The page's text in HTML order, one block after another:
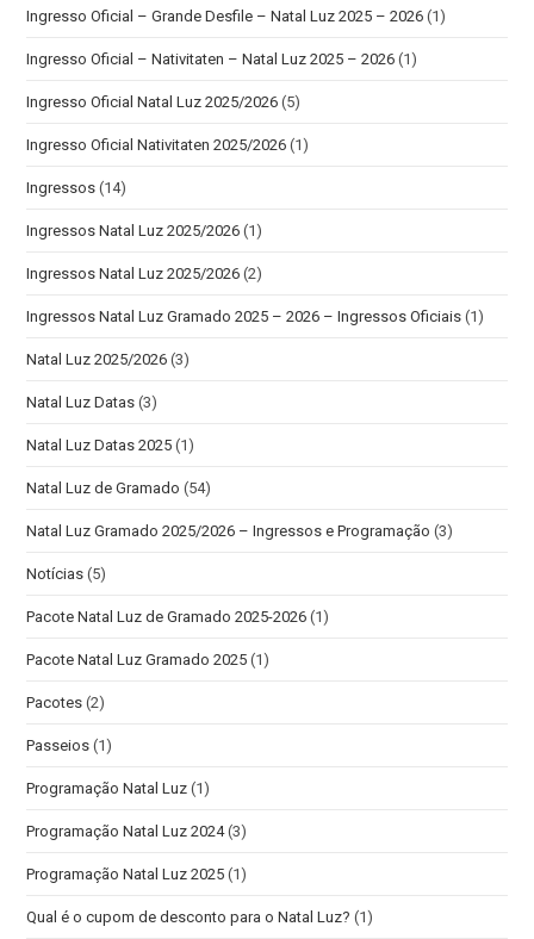
Ingresso Oficial – Grande Desfile – Natal Luz 2025 – 2026 (1)
Ingresso Oficial – Nativitaten – Natal Luz 2025 – 2026 (1)
Ingresso Oficial Natal Luz 2025/2026 (5)
Ingresso Oficial Nativitaten 2025/2026 (1)
Ingressos (14)
Ingressos Natal Luz 2025/2026 (1)
Ingressos Natal Luz 2025/2026 (2)
Ingressos Natal Luz Gramado 2025 – 2026 – Ingressos Oficiais (1)
Natal Luz 2025/2026 (3)
Natal Luz Datas (3)
Natal Luz Datas 2025 (1)
Natal Luz de Gramado (54)
Natal Luz Gramado 2025/2026 – Ingressos e Programação (3)
Notícias (5)
Pacote Natal Luz de Gramado 2025-2026 (1)
Pacote Natal Luz Gramado 2025 (1)
Pacotes (2)
Passeios (1)
Programação Natal Luz (1)
Programação Natal Luz 2024 (3)
Programação Natal Luz 2025 (1)
Qual é o cupom de desconto para o Natal Luz? (1)